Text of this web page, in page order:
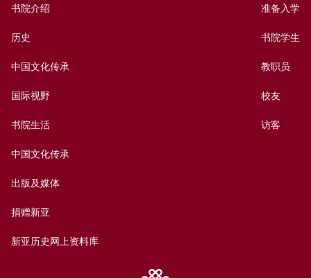
书院介绍
历史
中国文化传承
国际视野
书院生活
中国文化传承
出版及媒体
捐赠新亚
新亚历史网上资料库
准备入学
书院学生
教职员
校友
访客